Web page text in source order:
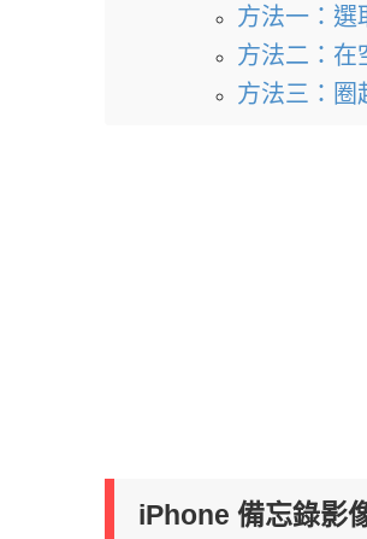
方法一：選
方法二：在
方法三：圈
iPhone 備忘錄影